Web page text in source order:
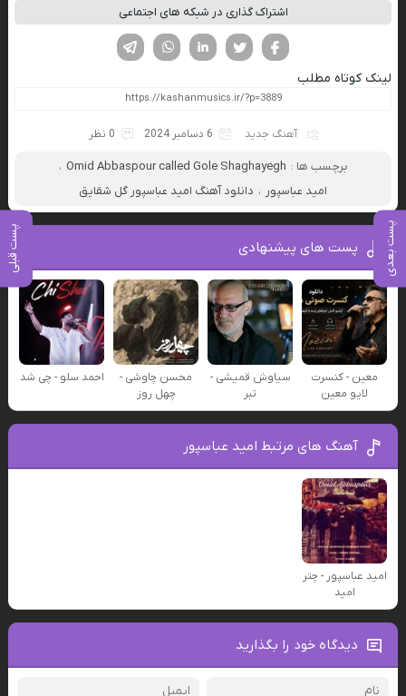
پست بعدی پست قبلی
اشتراک گذاری در شبکه های اجتماعی
لینکدین تویتر
فیسوک
لینک کوتاه مطلب
آهنگ جدید 6 دسامبر 2024 0 نظر
برچسب ها : Omid Abbaspour called Gole Shaghayegh ،
امید عباسپور ، دانلود آهنگ امید عباسپور گل شقایق
پست های پیشنهادی
معین - کنسرت
لایو معین
سیاوش قمیشی -
تبر
محسن چاوشی -
چهل روز
احمد سلو - چی شد
آهنگ های مرتبط امید عباسپور
امید عباسپور - چتر
امید
دیدگاه خود را بگذارید